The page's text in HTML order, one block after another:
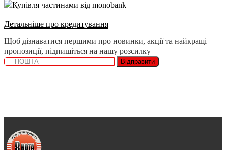
Купівля частинами від monobank
Детальніше про кредитування
Щоб дізнаватися першими про новинки, акції та найкращі
пропозиції, підпишіться на нашу розсилку
Відправити